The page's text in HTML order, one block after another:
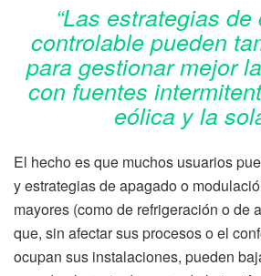
“Las estrategias
controlable pueden
para gestionar mejor
con fuentes
eólica y la
El hecho es que muchos usuarios
y estrategias de apagado o
mayores (como de refrigeración o de
que, sin afectar sus procesos o el
ocupan sus instalaciones, pueden